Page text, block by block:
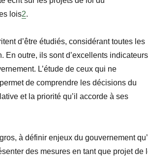
lois2.
d’être étudiés, considérant toutes les
En outre, ils sont d’excellents indicateurs
L’étude de ceux qui ne
de comprendre les décisions du
et la priorité qu’il accorde à ses
à définir enjeux du gouvernement
des mesures en tant que projet de